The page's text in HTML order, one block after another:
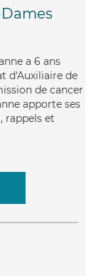
a 6 ans
d'Auxiliaire de
de cancer
apporte ses
rappels et